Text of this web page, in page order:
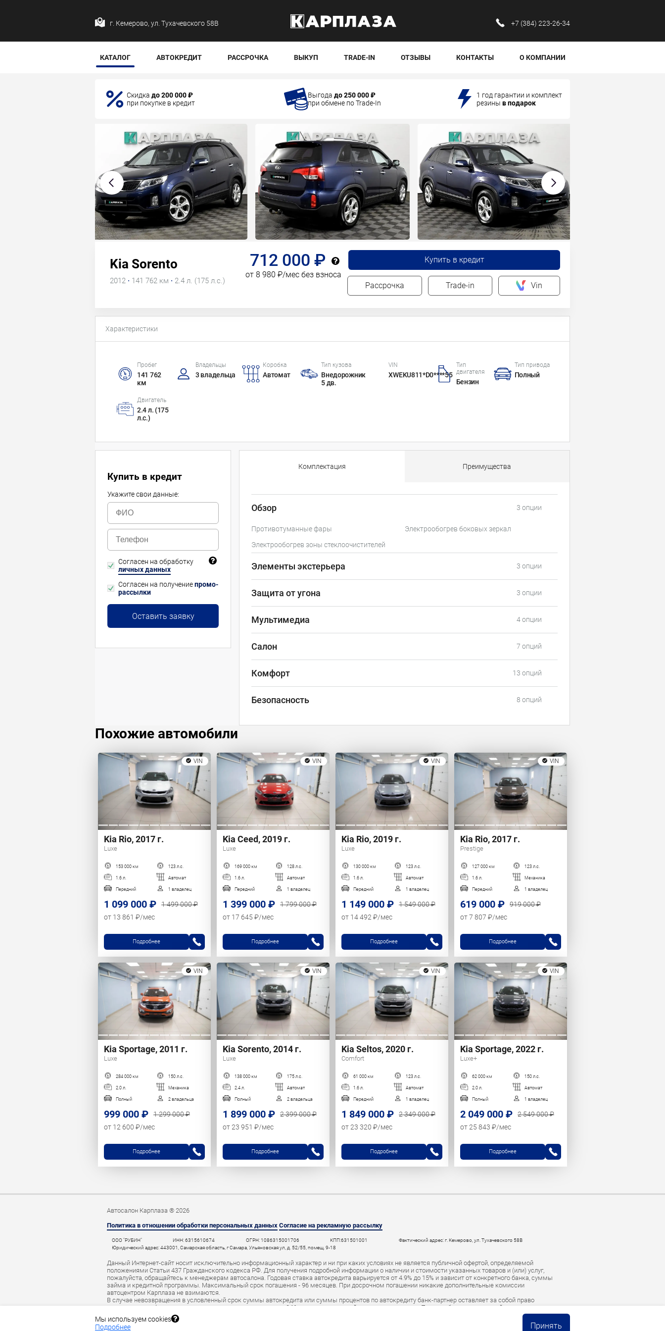
г. Кемерово, ул. Тухачевского 58В ‪+7 (384) 223-26-34‬
КАТАЛОГ АВТОКРЕДИТ РАССРОЧКА ВЫКУП TRADE-IN ОТЗЫВЫ КОНТАКТЫ О КОМПАНИИ
Скидка до 200 000 ₽
при покупке в кредит
Выгода до 250 000 ₽
при обмене по Trade-In
1 год гарантии и комплект
резины в подарок
Kia Sorento
2012 · 141 762 км · 2.4 л. (175 л.с.)
Купить в кредит
Рассрочка Trade-in Vin
712 000 ₽
от 8 980 ₽/мес без взноса
Характеристики
Пробег
141 762
км
Владельцы
3 владельца
Коробка
Автомат
Тип кузова
Внедорожник
5 дв.
VIN
XWEKU811*D0****55
Тип
двигателя
Бензин
Тип привода
Полный
Двигатель
2.4 л. (175
л.с.)
Комплектация Преимущества
Обзор 3 опции
Противотуманные фары
Электрообогрев боковых зеркал
Электрообогрев зоны стеклоочистителей
Элементы экстерьера 3 опции
Защита от угона 3 опции
Мультимедиа 4 опции
Салон 7 опций
Комфорт 13 опций
Безопасность 8 опций
Купить в кредит
Укажите свои данные:
Согласен на обработку
личных данных
Согласен на получениепромо-
рассылки
Оставить заявку
Похожие автомобили
VIN
Kia Rio, 2017 г.
Luxe
153 000 км 123 л.с.
1.6 л. Автомат
Передний 1 владелец
1 099 000 ₽
1 499 000 ₽
от 13 861 ₽/мес
Подробнее
VIN
Kia Ceed, 2019 г.
Luxe
169 000 км 128 л.с.
1.6 л. Автомат
Передний 1 владелец
1 399 000 ₽
1 799 000 ₽
от 17 645 ₽/мес
Подробнее
VIN
Kia Rio, 2019 г.
Luxe
130 000 км 123 л.с.
1.6 л. Автомат
Передний 1 владелец
1 149 000 ₽
1 549 000 ₽
от 14 492 ₽/мес
Подробнее
VIN
Kia Rio, 2017 г.
Prestige
127 000 км 123 л.с.
1.6 л. Механика
Передний 1 владелец
619 000 ₽
919 000 ₽
от 7 807 ₽/мес
Подробнее
VIN
Kia Sportage, 2011 г.
Luxe
284 000 км 150 л.с.
2.0 л. Механика
Полный 2 владельца
999 000 ₽
1 299 000 ₽
от 12 600 ₽/мес
Подробнее
VIN
Kia Sorento, 2014 г.
Luxe
138 000 км 175 л.с.
2.4 л. Автомат
Полный 2 владельца
1 899 000 ₽
2 399 000 ₽
от 23 951 ₽/мес
Подробнее
VIN
Kia Seltos, 2020 г.
Comfort
61 000 км 123 л.с.
1.6 л. Автомат
Передний 1 владелец
1 849 000 ₽
2 349 000 ₽
от 23 320 ₽/мес
Подробнее
VIN
Kia Sportage, 2022 г.
Luxe+
62 000 км 150 л.с.
2.0 л. Автомат
Полный 1 владелец
2 049 000 ₽
2 549 000 ₽
от 25 843 ₽/мес
Подробнее
Автосалон Карплаза ® 2026
Политика в отношении обработки персональных данных Согласие на рекламную рассылку
ООО "РУБИН" ИНН: 6315610674 ОГРН: 1086315001706 КПП:631501001
Фактический адрес: г. Кемерово, ул. Тухачевского 58В
Юридический адрес: 443001, Самарская область, г Самара, Ульяновская ул, д. 52/55, помещ. 9-18
Данный Интернет-сайт носит исключительно информационный характер и ни при каких условиях не является публичной офертой, определяемой
положениями Статьи 437 Гражданского кодекса РФ. Для получения подробной информации о наличии и стоимости указанных товаров и (или) услуг,
пожалуйста, обращайтесь к менеджерам автосалона. Годовая ставка автокредита варьируется от 4.9% до 15% и зависит от конкретного банка, суммы
займа и кредитной программы. Максимальный срок погашения - 96 месяцев. При досрочном погашении никакие дополнительные комиссии
автоцентром Карплаза не взимаются.
В случае невозвращения в условленный срок суммы автокредита или суммы процентов по автокредиту банк-партнер оставляет за собой право
начислить штраф за просрочку платежа в среднем размере 0,1% от первоначальной суммы автокредита. При несоблюдении условий погашения
автокредита данные о нарушителе могут быть переданы в специальный реестр должников и коллекторское агентство для взыскания задолженности.
Мы используем cookies
Подробнее
Принять